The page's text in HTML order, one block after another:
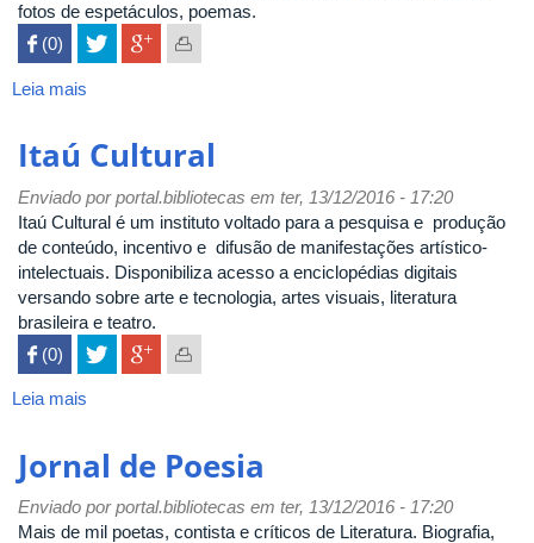
fotos de espetáculos, poemas.
 (0)
Leia mais
Itaú Cultural
Enviado porportal.bibliotecas em ter, 13/12/2016 - 17:20
Itaú Cultural é um instituto voltado para a pesquisa e produção
de conteúdo, incentivo e difusão de manifestações artístico-
intelectuais. Disponibiliza acesso a enciclopédias digitais
versando sobre arte e tecnologia, artes visuais, literatura
brasileira e teatro.
 (0)
Leia mais
Jornal de Poesia
Enviado porportal.bibliotecas em ter, 13/12/2016 - 17:20
Mais de mil poetas, contista e críticos de Literatura. Biografia,